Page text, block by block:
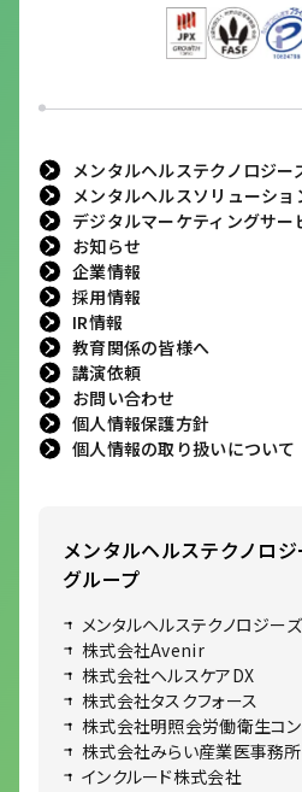
メンタルヘルステクノロジー
メンタルヘルスソリューショ
デジタルマーケティングサー
お知らせ
企業情報
採用情報
IR情報
教育関係の皆様へ
講演依頼
お問い合わせ
個人情報保護方針
個人情報の取り扱いについて
メンタルヘルステクノロジ
グループ
メンタルヘルステクノロジー
株式会社Avenir
株式会社ヘルスケアDX
株式会社タスクフォース
株式会社明照会労働衛生コ
株式会社みらい産業医事務所
インクルード株式会社